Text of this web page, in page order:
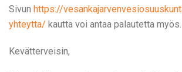
Sivun https://
yhteytta/ kautta voi antaa palautetta myös.
Kevätterveisin,